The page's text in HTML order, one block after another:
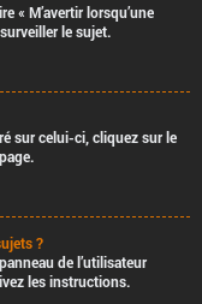
« M’avertir lorsqu’une
le sujet.
sur celui-ci, cliquez sur le
?
de l’utilisateur
les instructions.